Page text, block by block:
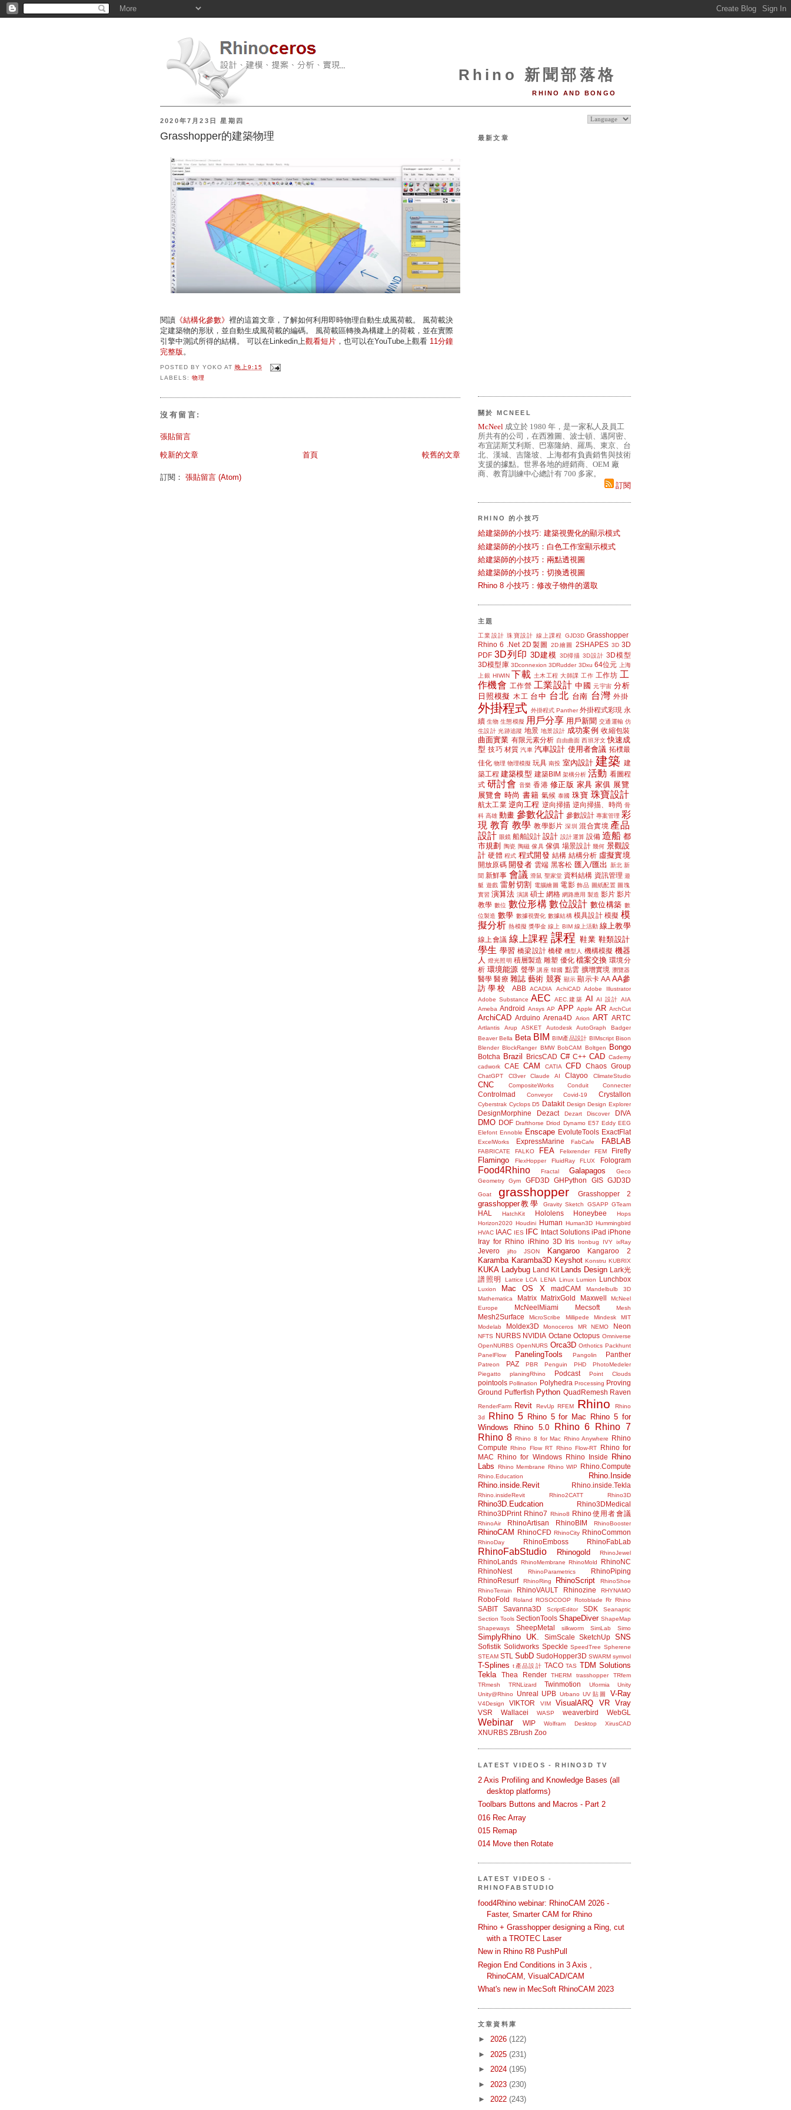
Rhino 新聞部落格
RHINO AND BONGO
2020年7月23日 星期四
Grasshopper的建築物理
閱讀 《結構化參數》 裡的這篇文章，了解如何利用即時物理自動生成風荷載。 風荷載決
定建築物的形狀，並自動生成風荷載的編碼。 風荷載區轉換為構建上的荷載，並在實際
引擎中測試所得的結構。 可以在Linkedin上觀看短片 ，也可以在YouTube上觀看 11分鐘
完整版。
POSTED BY YOKO AT 晚上9:15
LABELS: 物理
沒有留言:
張貼留言
較新的文章 較舊的文章
首頁
訂閱： 張貼留言 (Atom)
最新文章
關於 MCNEEL
McNeel 成立於 1980 年，是一家私人及員工
所共有的公司，在西雅圖、波士頓、邁阿密、
布宜諾斯艾利斯、巴塞隆納、羅馬、東京、台
北、漢城、吉隆坡、上海都有負責銷售與技術
支援的據點。世界各地的經銷商、OEM 廠
商、教育訓練中心總計有 700 多家。
訂閱
RHINO 的小技巧
給建築師的小技巧: 建築視覺化的顯示模式
給建築師的小技巧：白色工作室顯示模式
給建築師的小技巧：兩點透視圖
給建築師的小技巧：切換透視圖
Rhino 8 小技巧：修改子物件的選取
主題
工業設計 珠寶設計 線上課程 GJD3D Grasshopper
Rhino 6
.Net 2D製圖 2D繪圖 2SHAPES 3D 3D
PDF 3D列印 3D建模 3D掃描 3D設計 3D模型
3D模型庫 3Dconnexion 3DRudder 3Dxu 64位元
上海
上銀 HIWIN 下載 土木工程 大師課 工作 工作坊 工
作機會 工作營 工業設計 中國 元宇宙 分析
日照模擬
木工 台中 台北 台南 台灣 外掛
外掛程式 外掛程式 Panther 外掛程式彩現 永
續 生物 生態模擬 用戶分享 用戶新聞 交通運輸 仿
生設計 光跡追蹤 地景 地景設計 成功案例 收縮包裝
曲面實業 有限元素分析 自由曲面 西班牙文 快速成
型 技巧 材質 汽車 汽車設計 使用者會議 拓樸最
佳化 物理 物理模擬 玩具 南投 室內設計 建築 建
築工程 建築模型 建築BIM 架構分析 活動 看圖程
式 研討會 音樂 香港 修正版 家具 家俱 展覽
展覽會 時尚 書籍 氣候 泰國 珠寶 珠寶設計
航太工業 逆向工程 逆向掃描 逆向掃描、時尚 骨
科 高雄 動畫 參數化設計 參數設計 專案管理 彩
現 教育 教學 教學影片 深圳 混合實境 產品
設計 眼鏡 船舶設計 設計 設計運算 設備 造船 都
市規劃
陶瓷 陶磁 傢具 傢俱 場景設計 幾何 景觀設
計 硬體 程式 程式開發 結構 結構分析 虛擬實境
開放原碼 開發者 雲端 黑客松 匯入/匯出 新北 新
聞 新鮮事 會議 滑鼠 聖家堂 資料結構 資訊管理 遊
艇 遊戲 雷射切割 電腦繪圖 電影 飾品 圖紙配置 圖塊
實習 演算法 演講 碩士 網格 網路應用 製造 影片 影片
教學 數位 數位形構 數位設計 數位構築 數
位製造 數學 數據視覺化 數據結構 模具設計 模擬 模
擬分析 熱模擬 獎學金 線上 BIM 線上活動 線上教學
線上會議 線上課程 課程 鞋業 鞋類設計
學生 學習 橋梁設計 橋樑 機型人 機構模擬 機器
人
燈光照明 積層製造 雕塑 優化 檔案交換 環境分
析 環境能源 聲學 講座 韓國 點雲 擴增實境 瀏覽器
醫學 醫療 雜誌 藝術 競賽 顯示 顯示卡 AA AA參
訪學校
ABB ACADIA AchiCAD
Adobe Illustrator
Adobe Substance AEC AEC.建築 AI AI 設計 AIA
Ameba Android Ansys AP APP Apple AR ArchCut
ArchiCAD Arduino Arena4D Arion ART ARTC
Artlantis Arup ASKET Autodesk AutoGraph
Badger
Beaver Bella Beta BIM BIM產品設計 BIMscript Bison
Blender BlockRanger BMW BobCAM Boltgen Bongo
Botcha Brazil BricsCAD C# C++ CAD Cademy
cadwork
CAE CAM CATIA CFD Chaos Group
ChatGPT Cl3ver Claude AI Clayoo ClimateStudio
CNC CompositeWorks Conduit Connecter
Controlmad Conveyor Covid-19 Crystallon
Cyberstrak Cyclops D5 Datakit Design Design Explorer
DesignMorphine Dezact Dezart Discover DIVA
DMO DOF Drafthorse Driod Dynamo E57 Eddy EEG
Elefont Ennoble Enscape EvoluteTools ExactFlat
ExcelWorks ExpressMarine FabCafe FABLAB
FABRICATE FALKO FEA Felixrender FEM Firefly
Flamingo FlexHopper FluidRay FLUX Fologram
Food4Rhino Fractal Galapagos
Geco
Geometry Gym
GFD3D GHPython GIS GJD3D
Goat grasshopper Grasshopper 2
grasshopper教學 Gravity Sketch GSAPP GTeam
HAL HatchKit Hololens Honeybee
Hops
Horizon2020 Houdini Human Human3D Hummingbird
HVAC IAAC IES IFC Intact Solutions iPad iPhone
Iray for Rhino iRhino 3D Iris Ironbug IVY ixRay
Jevero jifto JSON Kangaroo Kangaroo 2
Karamba Karamba3D Keyshot Konstru KUBRIX
KUKA Ladybug Land Kit Lands Design Lark光
譜照明
Lattice LCA LENA Linux Lumion Lunchbox
Luxion Mac OS X madCAM
Mandelbulb 3D
Mathematica
Matrix MatrixGold Maxwell
McNeel
Europe
McNeelMiami Mecsoft Mesh
Mesh2Surface MicroScribe Millipede Mindesk
MIT
Modelab
Moldex3D Monoceros MR NEMO Neon
NFTS NURBS NVIDIA Octane Octopus Omniverse
OpenNURBS OpenNURS Orca3D Orthotics Packhunt
PanelFlow
PanelingTools Pangolin Panther
Patreon PAZ PBR Penguin PHD
PhotoMedeler
Piegatto
planingRhino Podcast Point Clouds
pointools Pollination Polyhedra Processing Proving
Ground Pufferfish Python QuadRemesh Raven
RenderFarm Revit RevUp RFEM Rhino
Rhino
3d
Rhino 5 Rhino 5 for Mac
Rhino 5 for
Windows
Rhino 5.0 Rhino 6
Rhino 7
Rhino 8 Rhino 8 for Mac Rhino Anywhere
Rhino
Compute Rhino Flow RT Rhino Flow-RT
Rhino for
MAC
Rhino for Windows Rhino Inside
Rhino
Labs
Rhino Membrane Rhino WIP Rhino.Compute
Rhino.Education
Rhino.Inside
Rhino.inside.Revit
Rhino.inside.Tekla
Rhino.insideRevit Rhino2CATT Rhino3D
Rhino3D.Eudcation
Rhino3DMedical
Rhino3DPrint Rhino7 Rhino8 Rhino使用者會議
RhinoAir RhinoArtisan RhinoBIM RhinoBooster
RhinoCAM RhinoCFD RhinoCity RhinoCommon
RhinoDay RhinoEmboss RhinoFabLab
RhinoFabStudio Rhinogold RhinoJewel
RhinoLands RhinoMembrane RhinoMold
RhinoNC
RhinoNest
RhinoParametrics
RhinoPiping
RhinoResurf
RhinoRing RhinoScript
RhinoShoe
RhinoTerrain
RhinoVAULT Rhinozine RHYNAMO
RoboFold Roland ROSOCOOP Rotoblade Rr Rhino
SABIT Savanna3D ScriptEditor SDK
Seanaptic
Section Tools SectionTools ShapeDiver ShapeMap
Shapeways
SheepMetal silkworm SimLab Simo
SimplyRhino UK. SimScale SketchUp SNS
Sofistik Solidworks Speckle SpeedTree Spherene
STEAM STL SubD SudoHopper3D SWARM symvol
T-Splines t產品設計 TACO TAS TDM Solutions
Tekla
Thea Render THERM trasshopper
TRfem
TRmesh
TRNLizard Twinmotion Uformia
Unity
Unity@Rhino
Unreal UPB Urbano UV貼圖 V-Ray
V4Design VIKTOR VIM VisualARQ VR Vray
VSR Wallacei WASP weaverbird WebGL
Webinar WIP Wolfram Desktop XirusCAD
XNURBS ZBrush Zoo
LATEST VIDEOS - RHINO3D TV
2 Axis Profiling and Knowledge Bases (all
desktop platforms)
Toolbars Buttons and Macros - Part 2
016 Rec Array
015 Remap
014 Move then Rotate
LATEST VIDEOS -
RHINOFABSTUDIO
food4Rhino webinar: RhinoCAM 2026 -
Faster, Smarter CAM for Rhino
Rhino + Grasshopper designing a Ring, cut
with a TROTEC Laser
New in Rhino R8 PushPull
Region End Conditions in 3 Axis ,
RhinoCAM, VisualCAD/CAM
What's new in MecSoft RhinoCAM 2023
文章資料庫
► 2026 (122)
► 2025 (231)
► 2024 (195)
► 2023 (230)
► 2022 (243)